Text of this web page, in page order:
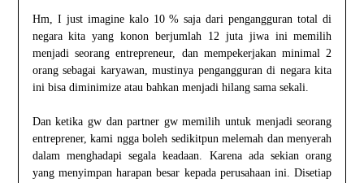
Hm, I just imagine kalo 10 % saja dari pengangguran total di
negara kita yang konon berjumlah 12 juta jiwa ini memilih
menjadi seorang entrepreneur, dan mempekerjakan minimal 2
orang sebagai karyawan, mustinya pengangguran di negara kita
ini bisa diminimize atau bahkan menjadi hilang sama sekali.
Dan ketika gw dan partner gw memilih untuk menjadi seorang
entreprener, kami ngga boleh sedikitpun melemah dan menyerah
dalam menghadapi segala keadaan. Karena ada sekian orang
yang menyimpan harapan besar kepada perusahaan ini. Disetiap